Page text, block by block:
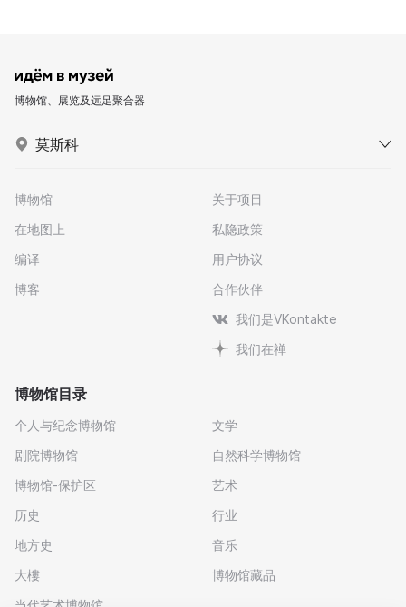
博物馆、展览及远足聚合器
莫斯科
博物馆
在地图上
编译
博客
关于项目
私隐政策
用户协议
合作伙伴
我们是VKontakte
我们在禅
博物馆目录
个人与纪念博物馆
剧院博物馆
博物馆-保护区
历史
地方史
大樓
文学
自然科学博物馆
艺术
行业
音乐
博物馆藏品